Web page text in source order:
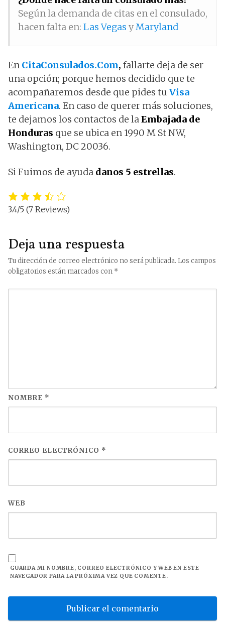
Según la demanda de citas en el consulado,
hacen falta en: Las Vegas yMaryland
En CitaConsulados.Com, fallarte deja de ser
una opción; porque hemos decidido que te
acompañaremos desde que pides tu Visa
Americana. En caso de querer más soluciones,
te dejamos los contactos de laEmbajada de
Honduras que se ubica en 1990 M St NW,
Washington, DC 20036.
Si Fuimos de ayuda danos 5 estrellas.
3.4/5 (7 Reviews)
Deja una respuesta
Tu dirección de correo electrónico no será publicada. Los campos
obligatorios están marcados con *
NOMBRE *
CORREO ELECTRÓNICO *
WEB
GUARDA MI NOMBRE, CORREO ELECTRÓNICO Y WEB EN ESTE
NAVEGADOR PARA LA PRÓXIMA VEZ QUE COMENTE.